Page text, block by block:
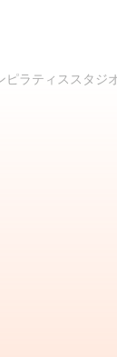
ピラティススタジ